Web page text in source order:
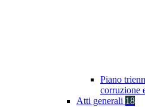
Piano
corruzione
Atti generali 18